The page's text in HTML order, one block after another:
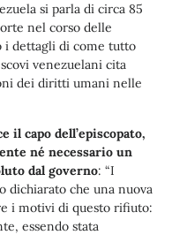
si parla di circa 85
nel corso delle
i dettagli di come tutto
venezuelani cita
dei diritti umani nelle
il capo dell’episcopato,
né necessario un
dal governo: “I
dichiarato che una nuova
i motivi di questo rifiuto:
essendo stata